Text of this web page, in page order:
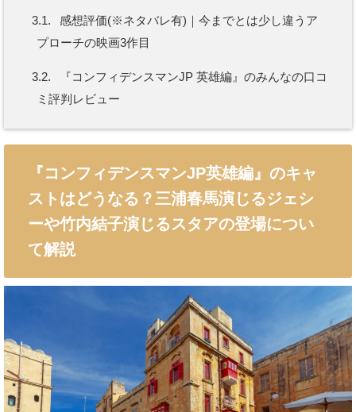
3.1.
感想評価(※ネタバレ有)｜今までとは少し違うア
プローチの映画3作目
3.2.
『コンフィデンスマンJP 英雄編』のみんなの口コ
ミ評判レビュー
『コンフィデンスマンJP英雄編』のキャ
ストはどうなる？三浦春馬演じるジェシ
ーや竹内結子演じるスタアの登場につい
て解説